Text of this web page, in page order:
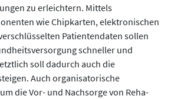
zu erleichtern. Mittels
wie Chipkarten, elektronischen
Patientendaten sollen
schneller und
soll dadurch auch die
Auch organisatorische
die Vor- und Nachsorge von Reha-